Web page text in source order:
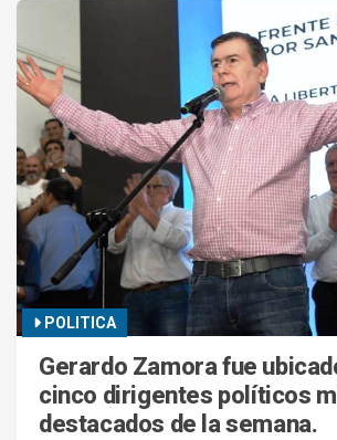
POLITICA
Gerardo Zamora fue
cinco dirigentes políticos
destacados de la semana.